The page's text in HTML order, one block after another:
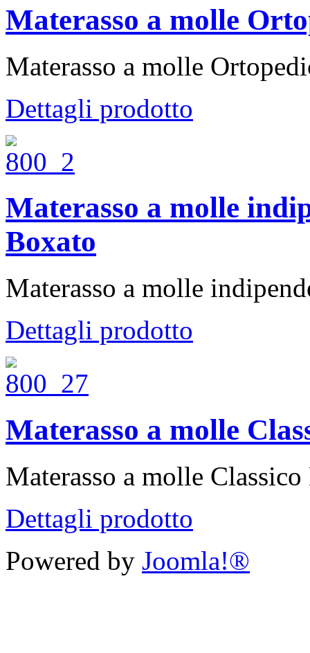
Materasso a molle
Materasso a molle
Dettagli prodotto
Materasso a molle
Boxato
Materasso a molle
Dettagli prodotto
Materasso a molle
Materasso a molle
Dettagli prodotto
Powered by Joomla!®